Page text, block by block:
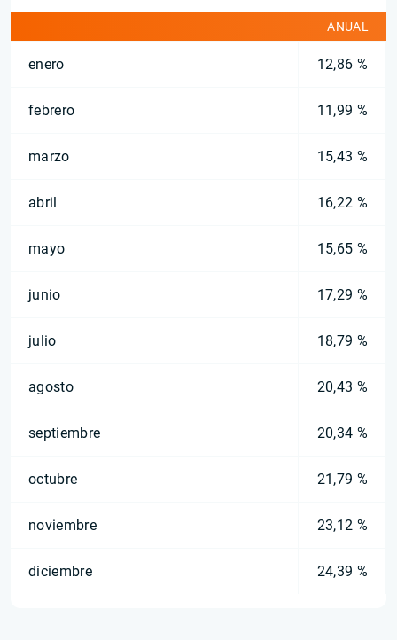
ANUAL
enero 12,86 %
febrero 11,99 %
marzo 15,43 %
abril 16,22 %
mayo 15,65 %
junio 17,29 %
julio 18,79 %
agosto 20,43 %
septiembre 20,34 %
octubre 21,79 %
noviembre 23,12 %
diciembre 24,39 %